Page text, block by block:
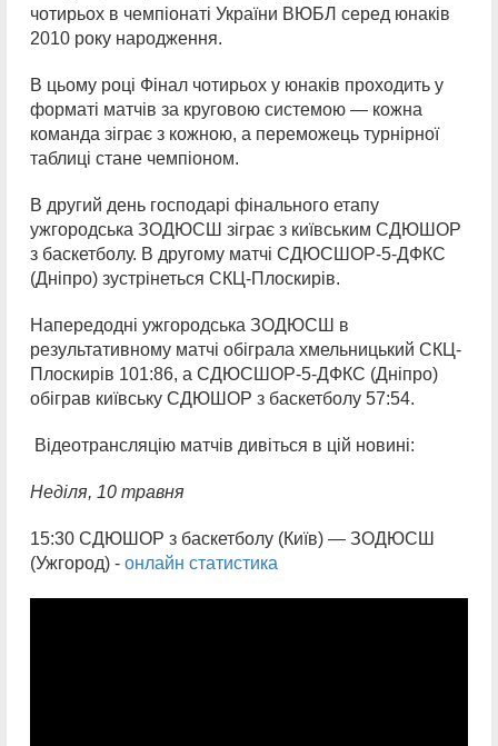
чотирьох в чемпіонаті України ВЮБЛ серед юнаків
2010 року народження.
В цьому році Фінал чотирьох у юнаків проходить у
форматі матчів за круговою системою — кожна
команда зіграє з кожною, а переможець турнірної
таблиці стане чемпіоном.
В другий день господарі фінального етапу
ужгородська ЗОДЮСШ зіграє з київським СДЮШОР
з баскетболу. В другому матчі СДЮСШОР-5-ДФКС
(Дніпро) зустрінеться СКЦ-Плоскирів.
Напередодні ужгородська ЗОДЮСШ в
результативному матчі обіграла хмельницький СКЦ-
Плоскирів 101:86, а СДЮСШОР-5-ДФКС (Дніпро)
обіграв київську СДЮШОР з баскетболу 57:54.
Відеотрансляцію матчів дивіться в цій новині:
Неділя, 10 травня
15:30 СДЮШОР з баскетболу (Київ) — ЗОДЮСШ
(Ужгород) - онлайн статистика